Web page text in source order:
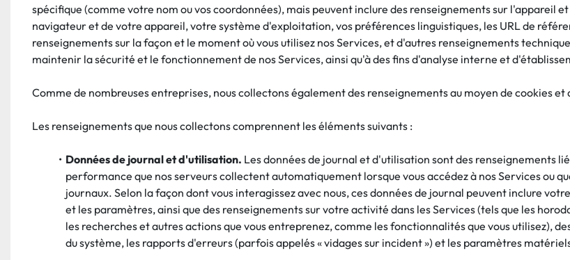
spécifique (comme votre nom ou vos coordonnées), mais peuvent inclure des renseignements sur l'appareil
navigateur et de votre appareil, votre système d'exploitation, vos préférences linguistiques, les URL de
renseignements sur la façon et le moment où vous utilisez nos Services, et d'autres renseignements
maintenir la sécurité et le fonctionnement de nos Services, ainsi qu'à des fins d'analyse interne et
Comme de nombreuses entreprises, nous collectons également des renseignements au moyen de cookies
Les renseignements que nous collectons comprennent les éléments suivants :
Données de journal et d'utilisation. Les données de journal et d'utilisation sont des renseignements
performance que nos serveurs collectent automatiquement lorsque vous accédez à nos Services ou
journaux. Selon la façon dont vous interagissez avec nous, ces données de journal peuvent inclure
et les paramètres, ainsi que des renseignements sur votre activité dans les Services (tels que les
les recherches et autres actions que vous entreprenez, comme les fonctionnalités que vous utilisez),
du système, les rapports d'erreurs (parfois appelés « vidages sur incident ») et les paramètres